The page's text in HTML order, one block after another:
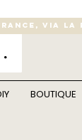
(France, via
BOUTIQUE